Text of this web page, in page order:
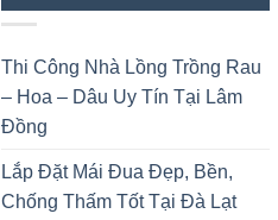
Thi Công Nhà Lồng Trồng Rau
– Hoa – Dâu Uy Tín Tại Lâm
Đồng
Lắp Đặt Mái Đua Đẹp, Bền,
Chống Thấm Tốt Tại Đà Lạt